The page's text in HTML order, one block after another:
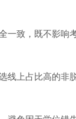
致，既不影响
上占比高的非